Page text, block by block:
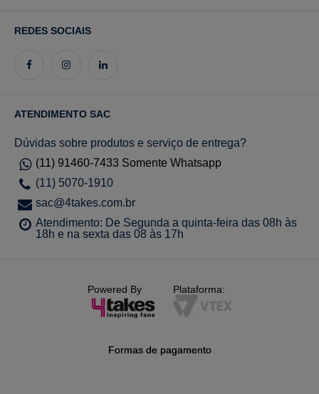
REDES SOCIAIS
ATENDIMENTO SAC
Dúvidas sobre produtos e serviço de entrega?
(11) 91460-7433 Somente Whatsapp
(11) 5070-1910
sac@4takes.com.br
Atendimento: De Segunda a quinta-feira das 08h às
18h e na sexta das 08 às 17h
Powered By Plataforma:
Formas de pagamento